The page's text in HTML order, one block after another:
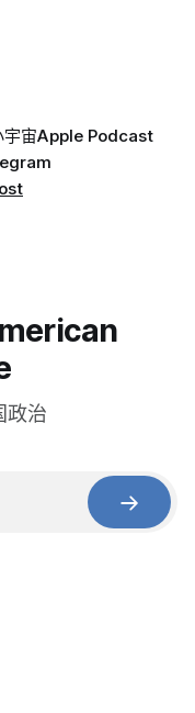
宇宙Apple Podcast
政治